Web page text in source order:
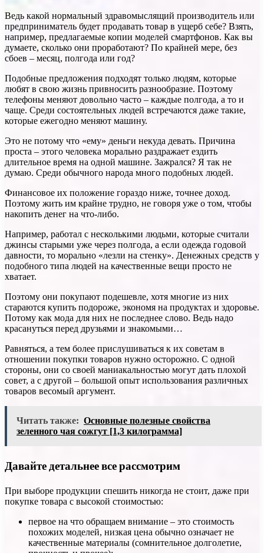
Ведь какой нормальный здравомыслящий производитель или
предприниматель будет продавать товар в ущерб себе? Взять,
например, предлагаемые копии моделей смартфонов. Как вы
думаете, сколько они проработают? По крайней мере, без
сбоев – месяц, полгода или год?
Подобные предложения подходят только людям, которые
любят в свою жизнь привносить разнообразие. Поэтому
телефоны меняют довольно часто – каждые полгода, а то и
чаще. Среди состоятельных людей встречаются даже такие,
которые ежегодно меняют машину.
Это не потому что «ему» деньги некуда девать. Причина
проста – этого человека морально раздражает ездить
длительное время на одной машине. Зажрался? Я так не
думаю. Среди обычного народа много подобных людей.
Финансовое их положение гораздо ниже, точнее доход.
Поэтому жить им крайне трудно, не говоря уже о том, чтобы
накопить денег на что-либо.
Например, работал с несколькими людьми, которые считали
джинсы старыми уже через полгода, а если одежда годовой
давности, то морально «лезли на стенку». Денежных средств у
подобного типа людей на качественные вещи просто не
хватает.
Поэтому они покупают подешевле, хотя многие из них
стараются купить подороже, экономя на продуктах и здоровье.
Потому как мода для них не последнее слово. Ведь надо
красануться перед друзьями и знакомыми…
Равняться, а тем более прислушиваться к их советам в
отношении покупки товаров нужно осторожно. С одной
стороны, они со своей маниакальностью могут дать плохой
совет, а с другой – большой опыт использования различных
товаров весомый аргумент.
Читать также: Основные полезные свойства
зеленного чая сожгут [1,3 килограмма]
Давайте детальнее все рассмотрим
При выборе продукции спешить никогда не стоит, даже при
покупке товара с высокой стоимостью:
первое на что обращаем внимание – это стоимость
похожих моделей, низкая цена обычно означает не
качественные материалы (сомнительное долголетие,